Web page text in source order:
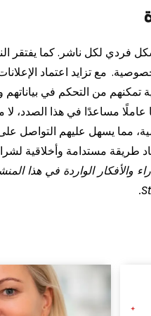
فردي لكل ناشر. كما يفتقر
مع تزايد اعتماد
من التحكم في بياناتهم
عاملًا مساعدًا في هذا الصدد،
مما يسهل عليهم التواصل
طريقة مستدامة وأخلاقية
والأفكار الواردة في هذا